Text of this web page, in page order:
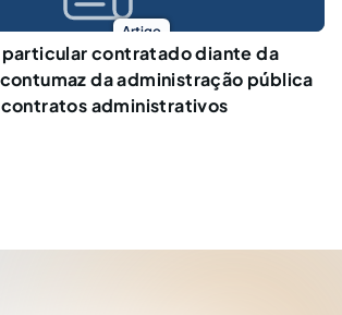
Artigo
contratado diante da
da administração pública
administrativos